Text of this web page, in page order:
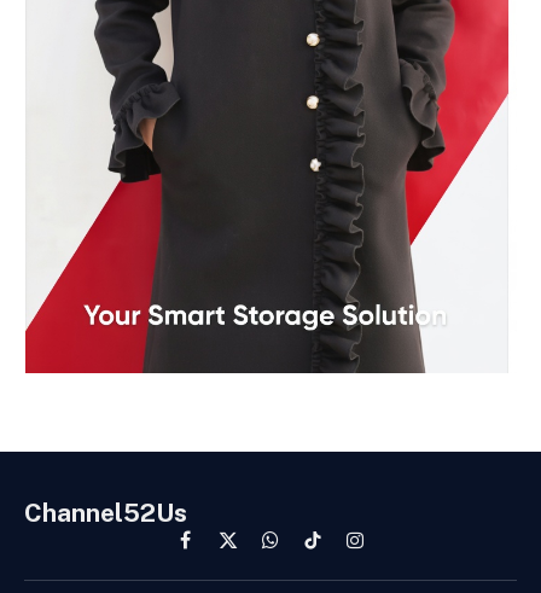
Channel52Us
Facebook
X
(Twitter)
WhatsApp
TikTokInstagram